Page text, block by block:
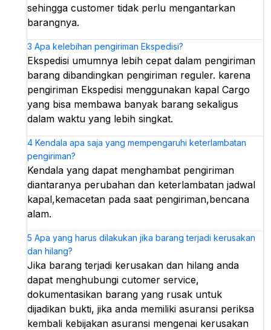
sehingga customer tidak perlu mengantarkan
barangnya.
3 Apa kelebihan pengiriman Ekspedisi?
Ekspedisi umumnya lebih cepat dalam pengiriman
barang dibandingkan pengiriman reguler. karena
pengiriman Ekspedisi menggunakan kapal Cargo
yang bisa membawa banyak barang sekaligus
dalam waktu yang lebih singkat.
4 Kendala apa saja yang mempengaruhi keterlambatan
pengiriman?
Kendala yang dapat menghambat pengiriman
diantaranya perubahan dan keterlambatan jadwal
kapal,kemacetan pada saat pengiriman,bencana
alam.
5 Apa yang harus dilakukan jika barang terjadi kerusakan
dan hilang?
Jika barang terjadi kerusakan dan hilang anda
dapat menghubungi cutomer service,
dokumentasikan barang yang rusak untuk
dijadikan bukti, jika anda memiliki asuransi periksa
kembali kebijakan asuransi mengenai kerusakan